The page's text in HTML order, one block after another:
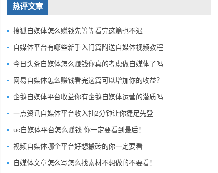
热评文章
搜狐自媒体怎么赚钱先等等看完这篇也不迟
自媒体平台有哪些新手入门篇附送自媒体视频教程
今日头条自媒体怎么赚钱你真的考虑做自媒体了吗
网易自媒体怎么赚钱看完这篇可以增加你的收益？
企鹅自媒体平台收益你有企鹅自媒体运营的潜质吗
一点资讯自媒体平台收入抽2分钟让你捷足先登
uc自媒体平台怎么赚钱 你一定要看到最后！
视频自媒体哪个平台好想搬砖的你一定要看
自媒体文章怎么写怎么找素材不想做的不要看！